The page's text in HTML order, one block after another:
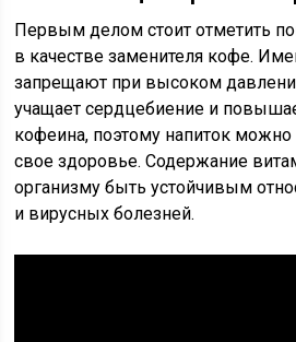
Первым делом стоит отметить
в качестве заменителя кофе.
запрещают при высоком
учащает сердцебиение и
кофеина, поэтому напиток можно
свое здоровье. Содержание
организму быть устойчивым
и вирусных болезней.